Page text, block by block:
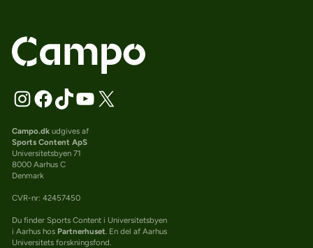
Campo.dkudgives af
Sports Content ApS
Universitetsbyen 71
8000 Aarhus C
Denmark
CVR-nr: 42457450
Du finder Sports Content i Universitetsbyen
i Aarhus hos Partnerhuset. En del af Aarhus
Universitets forskningsfond.